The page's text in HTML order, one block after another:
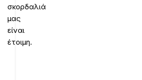
σκορδαλιά
μας
είναι
έτοιμη.